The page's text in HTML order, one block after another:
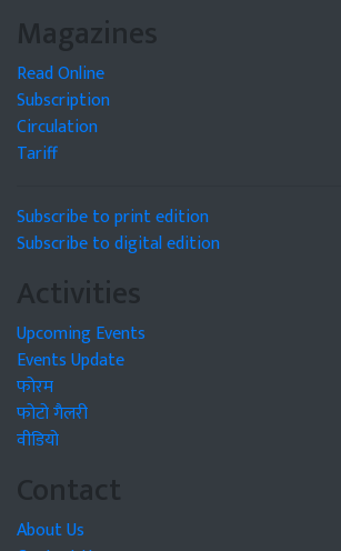
Magazines
Read Online
Subscription
Circulation
Tariff
Subscribe to print edition
Subscribe to digital edition
Activities
Upcoming Events
Events Update
फोरम
फोटो गैलरी
वीडियो
Contact
About Us